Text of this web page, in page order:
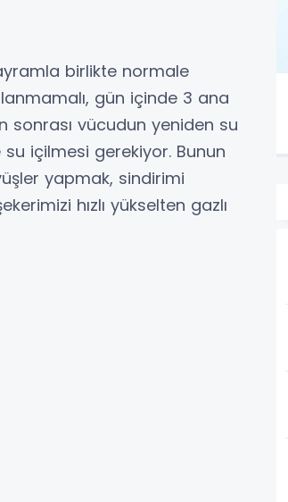
birlikte normale
gün içinde 3 ana
vücudun yeniden su
içilmesi gerekiyor. Bunun
yapmak, sindirimi
hızlı yükselten gazlı